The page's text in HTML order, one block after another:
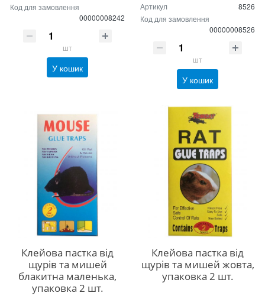
Код для замовлення
00000008242
шт
У кошик
Артикул
8526
Код для замовлення
00000008526
шт
У кошик
Клейова пастка від
щурів та мишей
блакитна маленька,
упаковка 2 шт.
Клейова пастка від
щурів та мишей жовта,
упаковка 2 шт.